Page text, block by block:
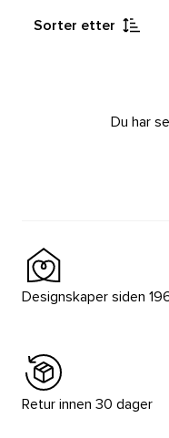
Sorter etter
Du har
Designskaper siden
Retur innen 30 dager